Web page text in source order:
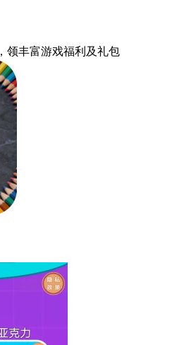
，领丰富游戏福利 及礼包